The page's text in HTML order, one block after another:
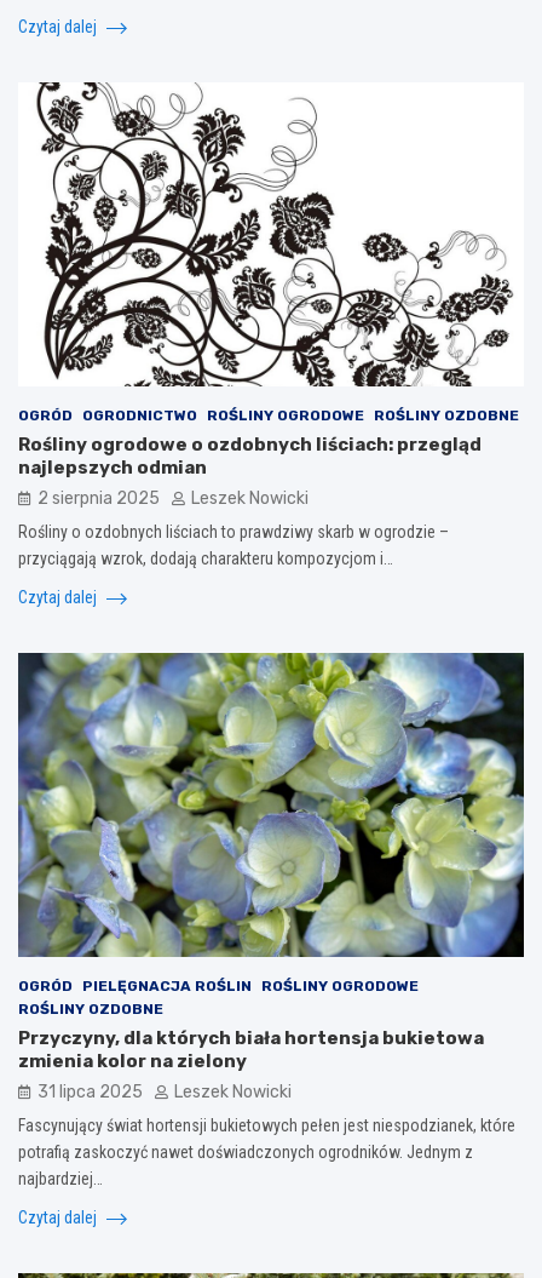
Czytaj dalej
OGRÓD OGRODNICTWO ROŚLINY OGRODOWE ROŚLINY OZDOBNE
Rośliny ogrodowe o ozdobnych liściach: przegląd
najlepszych odmian
2 sierpnia 2025 Leszek Nowicki
Rośliny o ozdobnych liściach to prawdziwy skarb w ogrodzie –
przyciągają wzrok, dodają charakteru kompozycjom i…
Czytaj dalej
OGRÓD PIELĘGNACJA ROŚLIN
ROŚLINY OGRODOWE
ROŚLINY OZDOBNE
Przyczyny, dla których biała hortensja bukietowa
zmienia kolor na zielony
31 lipca 2025 Leszek Nowicki
Fascynujący świat hortensji bukietowych pełen jest niespodzianek, które
potrafią zaskoczyć nawet doświadczonych ogrodników. Jednym z
najbardziej…
Czytaj dalej